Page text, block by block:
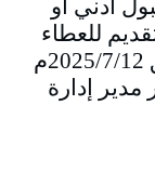
بقبول أدني أو
للتقديم للعطاء
وفتح الصندوق يوم السبت الموافق 2025/7/12م
مدير إدارة